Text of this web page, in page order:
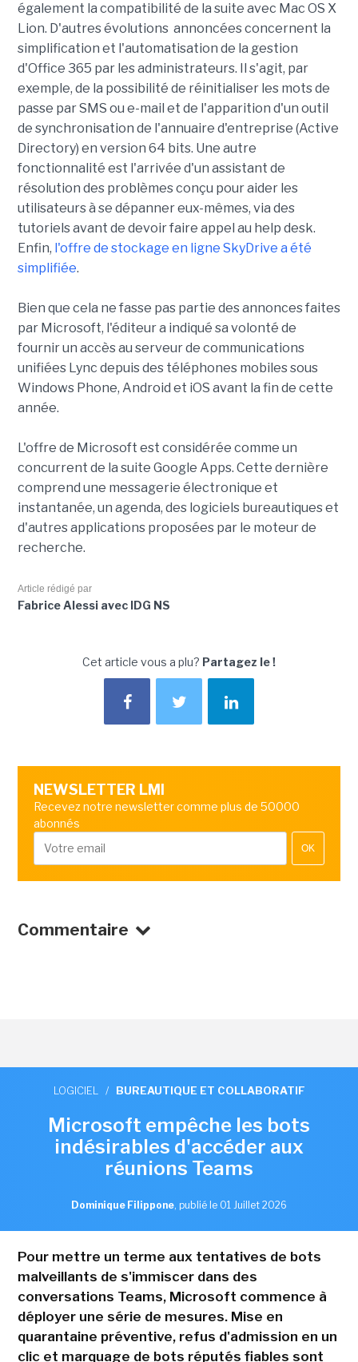
également la compatibilité de la suite avec Mac OS X
Lion. D'autres évolutions annoncées concernent la
simplification et l'automatisation de la gestion
d'Office 365 par les administrateurs. Il s'agit, par
exemple, de la possibilité de réinitialiser les mots de
passe par SMS ou e-mail et de l'apparition d'un outil
de synchronisation de l'annuaire d'entreprise (Active
Directory) en version 64 bits. Une autre
fonctionnalité est l'arrivée d'un assistant de
résolution des problèmes conçu pour aider les
utilisateurs à se dépanner eux-mêmes, via des
tutoriels avant de devoir faire appel au help desk.
Enfin, l'offre de stockage en ligne SkyDrive a été
simplifiée.
Bien que cela ne fasse pas partie des annonces faites
par Microsoft, l'éditeur a indiqué sa volonté de
fournir un accès au serveur de communications
unifiées Lync depuis des téléphones mobiles sous
Windows Phone, Android et iOS avant la fin de cette
année.
L'offre de Microsoft est considérée comme un
concurrent de la suite Google Apps. Cette dernière
comprend une messagerie électronique et
instantanée, un agenda, des logiciels bureautiques et
d'autres applications proposées par le moteur de
recherche.
Article rédigé par
Fabrice Alessi avec IDG NS
Cet article vous a plu? Partagez le !
NEWSLETTER LMI
Recevez notre newsletter comme plus de 50000
abonnés
OK
Commentaire
LOGICIEL / BUREAUTIQUE ET COLLABORATIF
Microsoft empêche les bots
indésirables d'accéder aux
réunions Teams
Dominique Filippone, publié le 01 Juillet 2026
Pour mettre un terme aux tentatives de bots
malveillants de s'immiscer dans des
conversations Teams, Microsoft commence à
déployer une série de mesures. Mise en
quarantaine préventive, refus d'admission en un
clic et marquage de bots réputés fiables sont